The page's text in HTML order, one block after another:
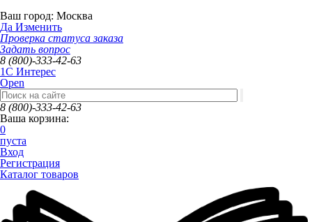
Ваш город: Москва
Да Изменить
Проверка статуса заказа
Задать вопрос
8 (800)-333-42-63
1C Интерес
Open
8 (800)-333-42-63
Ваша корзина:
0
пуста
Вход
Регистрация
Каталог товаров